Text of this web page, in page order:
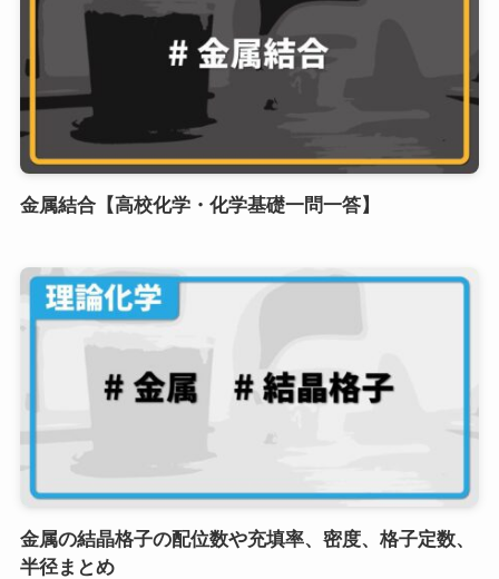
金属結合【高校化学・化学基礎一問一答】
金属の結晶格子の配位数や充填率、密度、格子定数、
半径まとめ